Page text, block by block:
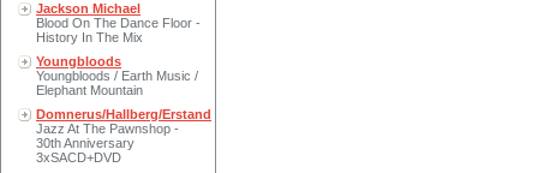
Jackson Michael
Blood On The Dance Floor -
History In The Mix
Youngbloods
Youngbloods / Earth Music /
Elephant Mountain
Domnerus/Hallberg/Erstand
Jazz At The Pawnshop -
30th Anniversary
3xSACD+DVD